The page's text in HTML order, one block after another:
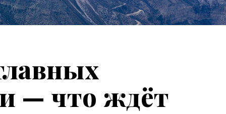
— что ждёт